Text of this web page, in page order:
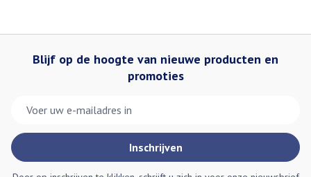
Blijf op de hoogte van nieuwe producten en
promoties
Inschrijven